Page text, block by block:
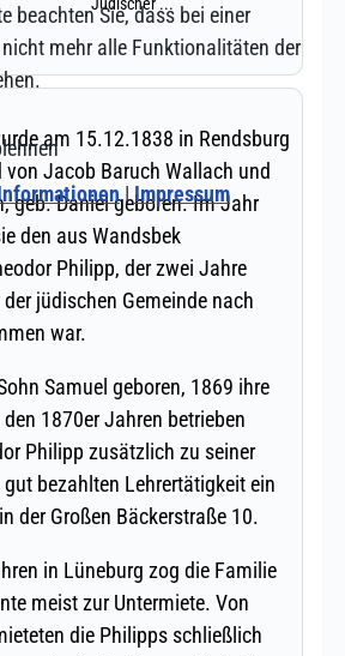
beachten Sie, dass bei einer
mehr alle Funktionalitäten der
|Impressum